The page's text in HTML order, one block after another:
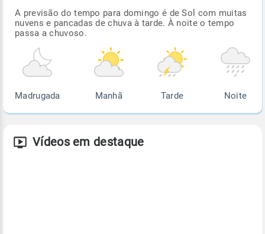
A previsão do tempo para domingo é de Sol com muitas
nuvens e pancadas de chuva à tarde. À noite o tempo
passa a chuvoso.
Madrugada Manhã Tarde Noite
Vídeos em destaque